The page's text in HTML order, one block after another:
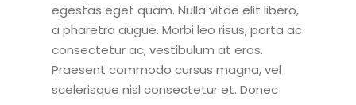
egestas eget quam. Nulla vitae elit libero,
a pharetra augue. Morbi leo risus, porta ac
consectetur ac, vestibulum at eros.
Praesent commodo cursus magna, vel
scelerisque nisl consectetur et. Donec